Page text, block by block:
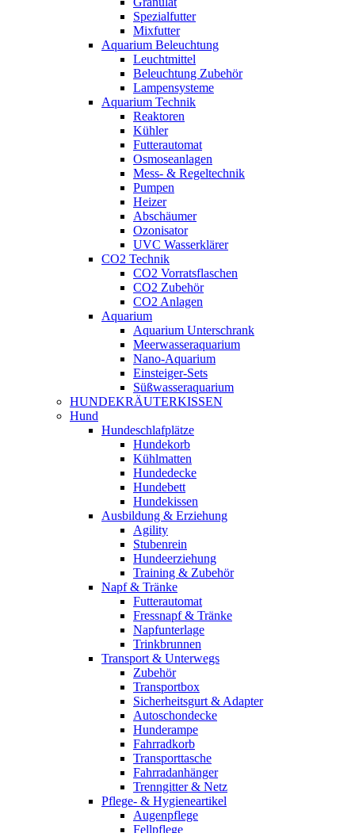
Spezialfutter
Mixfutter
Aquarium Beleuchtung
Leuchtmittel
Beleuchtung Zubehör
Lampensysteme
Aquarium Technik
Reaktoren
Kühler
Futterautomat
Osmoseanlagen
Mess- & Regeltechnik
Pumpen
Heizer
Abschäumer
Ozonisator
UVC Wasserklärer
CO2 Technik
CO2 Vorratsflaschen
CO2 Zubehör
CO2 Anlagen
Aquarium
Aquarium Unterschrank
Meerwasseraquarium
Nano-Aquarium
Einsteiger-Sets
Süßwasseraquarium
HUNDEKRÄUTERKISSEN
Hund
Hundeschlafplätze
Hundekorb
Kühlmatten
Hundedecke
Hundebett
Hundekissen
Ausbildung & Erziehung
Agility
Stubenrein
Hundeerziehung
Training & Zubehör
Napf & Tränke
Futterautomat
Fressnapf & Tränke
Napfunterlage
Trinkbrunnen
Transport & Unterwegs
Zubehör
Transportbox
Sicherheitsgurt & Adapter
Autoschondecke
Hunderampe
Fahrradkorb
Transporttasche
Fahrradanhänger
Trenngitter & Netz
Pflege- & Hygieneartikel
Augenpflege
Fellpflege